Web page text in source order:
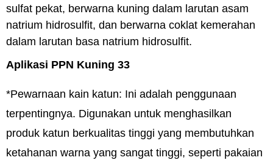
sulfat pekat, berwarna kuning dalam larutan asam
natrium hidrosulfit, dan berwarna coklat kemerahan
dalam larutan basa natrium hidrosulfit.
Aplikasi PPN Kuning 33
*Pewarnaan kain katun: Ini adalah penggunaan
terpentingnya. Digunakan untuk menghasilkan
produk katun berkualitas tinggi yang membutuhkan
ketahanan warna yang sangat tinggi, seperti pakaian